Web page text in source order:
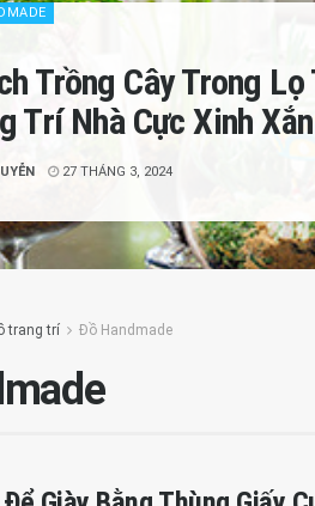
Trồng Cây Trong Lọ
Trí Nhà Cực Xinh Xắn
27 THÁNG 3, 2024
trang trí Đồ Handmade